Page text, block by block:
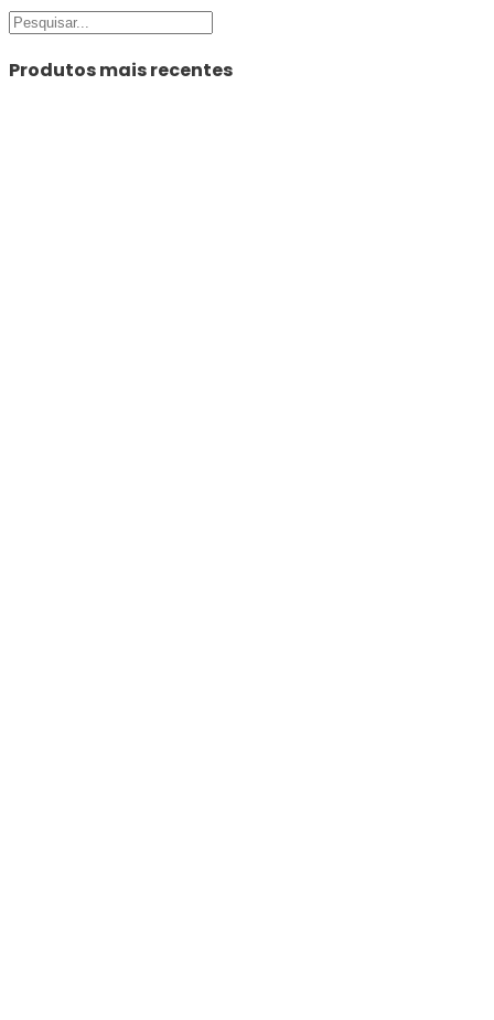
Pesquisar
Produtos mais recentes